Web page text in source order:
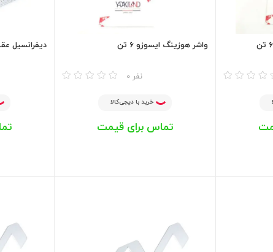
واشر هوزینگ ایسوزو 6 تن
0 نفر
خرید با دیجی‌کالا
تماس برای قیمت
دیفرانسیل